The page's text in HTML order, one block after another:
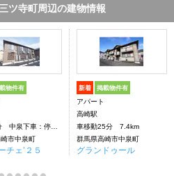
ツ寺町周辺の建物情報
物件有
泉下車：停歩6分
市中泉町
チェ’２５
新着 掲載物件有
アパート
高崎駅
車移動25分 7.4km
群馬県高崎市中泉町
グランドゥール